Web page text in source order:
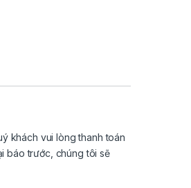
khách vui lòng thanh toán
báo trước, chúng tôi sẽ